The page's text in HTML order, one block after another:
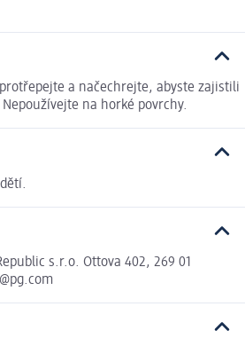
a načechrejte, abyste zajistili
na horké povrchy.
s.r.o. Ottova 402, 269 01